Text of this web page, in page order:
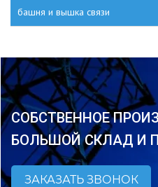
башня и вышка связи
СОБСТВЕННОЕ
БОЛЬШОЙ СКЛАД И
ЗАКАЗАТЬ ЗВОНОК